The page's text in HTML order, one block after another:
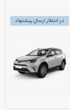
در انتظار ارسال پیشنهاد